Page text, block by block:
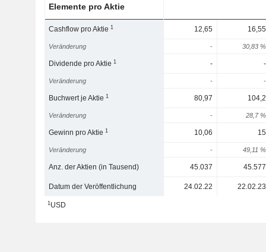
Elemente pro Aktie
Cashflow pro Aktie1 12,65 16,55
Veränderung - 30,83 %
Dividende pro Aktie1 - -
Veränderung - -
Buchwert je Aktie1 80,97 104,2
Veränderung - 28,7 %
Gewinn pro Aktie1 10,06 15
Veränderung - 49,11 %
Anz. der Aktien (in Tausend) 45.037 45.577
Datum der Veröffentlichung 24.02.22 22.02.23
1USD